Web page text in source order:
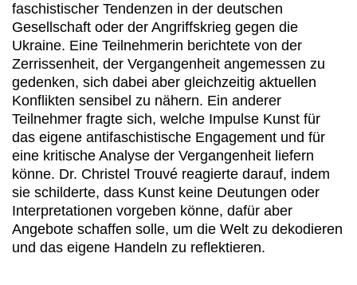
faschistischer Tendenzen in der deutschen
Gesellschaft oder der Angriffskrieg gegen die
Ukraine. Eine Teilnehmerin berichtete von der
Zerrissenheit, der Vergangenheit angemessen zu
gedenken, sich dabei aber gleichzeitig aktuellen
Konflikten sensibel zu nähern. Ein anderer
Teilnehmer fragte sich, welche Impulse Kunst für
das eigene antifaschistische Engagement und für
eine kritische Analyse der Vergangenheit liefern
könne. Dr. Christel Trouvé reagierte darauf, indem
sie schilderte, dass Kunst keine Deutungen oder
Interpretationen vorgeben könne, dafür aber
Angebote schaffen solle, um die Welt zu dekodieren
und das eigene Handeln zu reflektieren.